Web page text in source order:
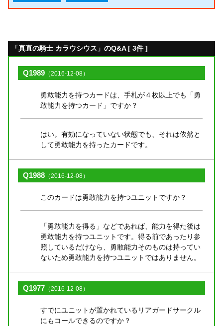
「真直の騎士 カラウシウス」のQ&A [ 3件 ]
Q1989 （2016-12-08）
勇敢能力を持つカードは、手札が４枚以上でも「勇
敢能力を持つカード」ですか？
はい。有効になっていない状態でも、それは依然と
して勇敢能力を持ったカードです。
Q1988 （2016-12-08）
このカードは勇敢能力を持つユニットですか？
「勇敢能力を得る」などであれば、能力を得た後は
勇敢能力を持つユニットです。得る前であったり参
照しているだけなら、勇敢能力そのものは持ってい
ないため勇敢能力を持つユニットではありません。
Q1977 （2016-12-08）
すでにユニットが置かれているリアガードサークル
にもコールできるのですか？